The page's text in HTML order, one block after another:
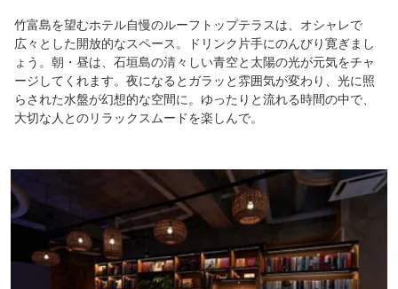
竹富島を望むホテル自慢のルーフトップテラスは、オシャレで
広々とした開放的なスペース。ドリンク片手にのんびり寛ぎまし
ょう。朝・昼は、石垣島の清々しい青空と太陽の光が元気をチャ
ージしてくれます。夜になるとガラッと雰囲気が変わり、光に照
らされた水盤が幻想的な空間に。ゆったりと流れる時間の中で、
大切な人とのリラックスムードを楽しんで。